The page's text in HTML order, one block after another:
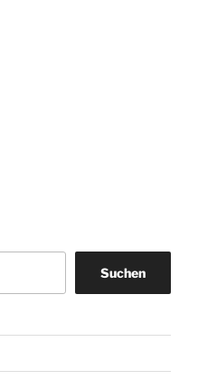
Suchen